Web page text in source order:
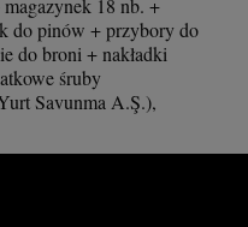
do pinów + przybory do
do broni + nakładki
śruby
Savunma A.Ş.),